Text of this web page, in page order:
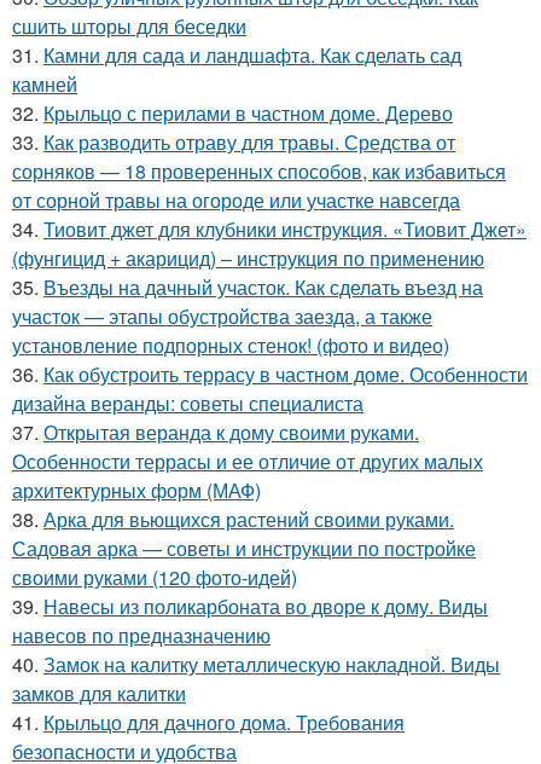
сшить шторы для беседки
31. Камни для сада и ландшафта. Как сделать сад
камней
32. Крыльцо с перилами в частном доме. Дерево
33. Как разводить отраву для травы. Средства от
сорняков — 18 проверенных способов, как избавиться
от сорной травы на огороде или участке навсегда
34. Тиовит джет для клубники инструкция. «Тиовит Джет»
(фунгицид + акарицид) – инструкция по применению
35. Въезды на дачный участок. Как сделать въезд на
участок — этапы обустройства заезда, а также
установление подпорных стенок! (фото и видео)
36. Как обустроить террасу в частном доме. Особенности
дизайна веранды: советы специалиста
37. Открытая веранда к дому своими руками.
Особенности террасы и ее отличие от других малых
архитектурных форм (МАФ)
38. Арка для вьющихся растений своими руками.
Садовая арка — советы и инструкции по постройке
своими руками (120 фото-идей)
39. Навесы из поликарбоната во дворе к дому. Виды
навесов по предназначению
40. Замок на калитку металлическую накладной. Виды
замков для калитки
41. Крыльцо для дачного дома. Требования
безопасности и удобства